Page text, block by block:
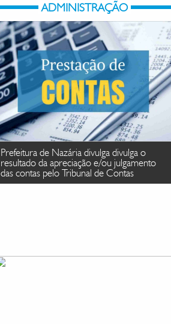
ADMINISTRAÇÃO
Prefeitura de Nazária divulga divulga o
resultado da apreciação e/ou julgamento
das contas pelo Tribunal de Contas